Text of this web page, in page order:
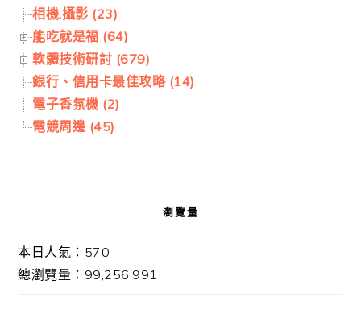
相機.攝影 (23)
能吃就是福 (64)
軟體技術研討 (679)
銀行、信用卡最佳攻略 (14)
電子香氛機 (2)
電競周邊 (45)
瀏覽量
本日人氣：570
總瀏覽量：99,256,991